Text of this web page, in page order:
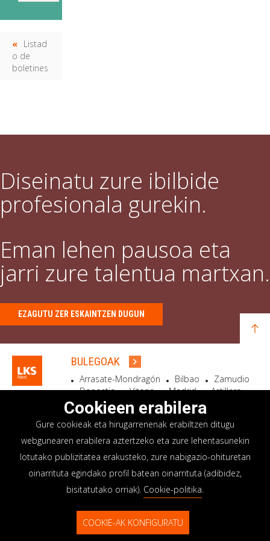
Listad
o de
boletines
Diseinatu zure ibilbide
profesionala gurekin.
Eman lehen pausoa eta
jarri zure talentua martxan.
EZAGUTU ZER ESKAINTZEN DUGUN
BULEGOAK
Arrasate-Mondragón Bilbao
Zamudio
Donostia
Vitoria Madrid
Astillero
Bidart
EGOITZA SOZIALA
Goiru, 7 Arrasate-Mondragón
CP 20500 GIPUZKOA – SPAIN
+34 900 84 14 14
info@lksnext.com
© LKS Next 2026 Lege oharra
Pribatutasun politika
Cookieen erabilera
Gure cookieak eta hirugarrenenak erabiltzen ditugu
webgunearen erabilera aztertzeko eta zure lehentasunekin
lotutako publizitatea erakusteko, zure nabigazio-ohituretan
oinarrituta egindako profil batean oinarrituta (adibidez,
bisitatutako orriak). Cookie-politika.
COOKIE-AK KONFIGURATU